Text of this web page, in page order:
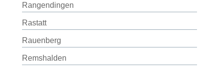
Rangendingen
Rastatt
Rauenberg
Remshalden